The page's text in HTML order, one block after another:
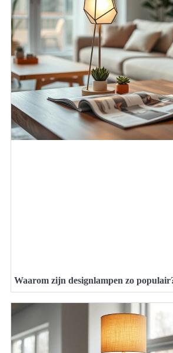
Waarom zijn designlampen zo